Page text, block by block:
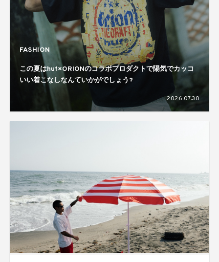
FASHION
この夏はhuf×ORIONのコラボプロダクトで陽気でカッコ
いい着こなしなんていかがでしょう?
2026.07.30